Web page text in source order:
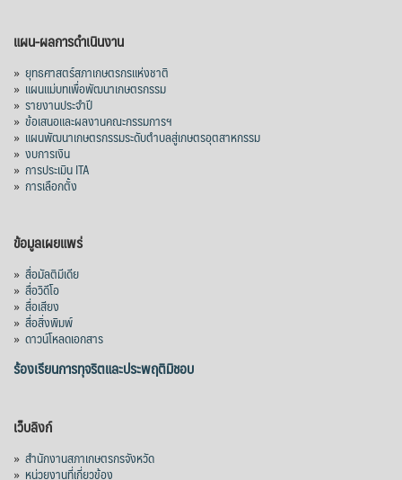
View on Facebook
สภาเกษตรกรแห่งชาติ
3 days ago
คณะรัฐมนตรี อนุมัติโครงการอ่างเก็บน้ำ
คลองวังโตนด วงเงิน 7,200 ล้านบาท สะท้อน
ผลสำเร็จการผลักดันข้อเสนอเชิงนโยบายของ
เมื่อวันที่ 5 สิงหาคม 2569 คณะรัฐมนตรีมีมติ
อนุมัติโครงการอ่างเก็บน้ำคลองวังโตนด
จังหวัดจันทบุรี กรอบวงเงิน 7,200 ล้านบาท
กำหนดระยะเวลาดำเนินงาน 7 ปี (พ.ศ. 2570–
2576) โดยโครงการมีความจุ 99.50 ล้าน
ลูกบาศก์เมตร สามารถสนับสนุนพื้นที่
ชลประทานกว่า 87,700 ไร่ เพิ่ม
View on Facebook
แผน-ผลการดำเนินงาน
» ยุทธศาสตร์สภาเกษตรกรแห่งชาติ
» แผนแม่บทเพื่อพัฒนาเกษตรกรรม
» รายงานประจำปี
» ข้อเสนอและผลงานคณะกรรมการฯ
» แผนพัฒนาเกษตรกรรมระดับตำบลสู่เกษตรอุตสาหกรรม
» งบการเงิน
» การประเมิน ITA
» การเลือกตั้ง
ข้อมูลเผยแพร่
» สื่อมัลติมีเดีย
» สื่อวิดีโอ
» สื่อเสียง
» สื่อสิ่งพิมพ์
» ดาวน์โหลดเอกสาร
ร้องเรียนการทุจริตและประพฤติมิชอบ
เว็บลิงก์
» สำนักงานสภาเกษตรกรจังหวัด
» หน่วยงานที่เกี่ยวข้อง